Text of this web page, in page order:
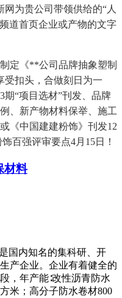
网为贵公司带领供给的“人
道首页企业或产物的文字
《**公司品牌抽象塑制
受扣头，合做刻日为一
“项目选材”刊发、品牌
、新产物材料保举、施工
《中国建建粉饰》刊发12
百强评审要点4月15日！
材料
国内知名的集科研、开
产企业。企业有着健全的
，年产能∶改性沥青防水
米；高分子防水卷材800